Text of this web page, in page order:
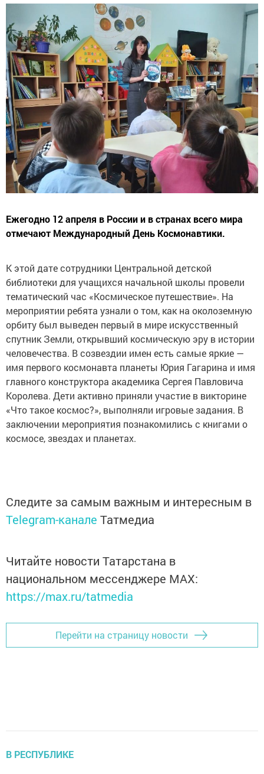
Ежегодно 12 апреля в России и в странах всего мира
отмечают Международный День Космонавтики.
К этой дате сотрудники Центральной детской
библиотеки для учащихся начальной школы провели
тематический час «Космическое путешествие». На
мероприятии ребята узнали о том, как на околоземную
орбиту был выведен первый в мире искусственный
спутник Земли, открывший космическую эру в истории
человечества. В созвездии имен есть самые яркие —
имя первого космонавта планеты Юрия Гагарина и имя
главного конструктора академика Сергея Павловича
Королева. Дети активно приняли участие в викторине
«Что такое космос?», выполняли игровые задания. В
заключении мероприятия познакомились с книгами о
космосе, звездах и планетах.
Следите за самым важным и интересным в
Telegram-канале Татмедиа
Читайте новости Татарстана в
национальном мессенджере MАХ:
https://max.ru/tatmedia
Перейти на страницу новости
В РЕСПУБЛИКЕ